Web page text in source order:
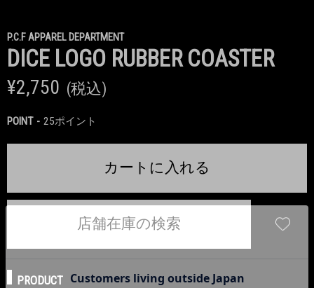
P.C.F APPAREL DEPARTMENT
DICE LOGO RUBBER COASTER
¥2,750 (税込)
POINT 25ポイント
カートに入れる
店舗在庫の検索
PRODUCT